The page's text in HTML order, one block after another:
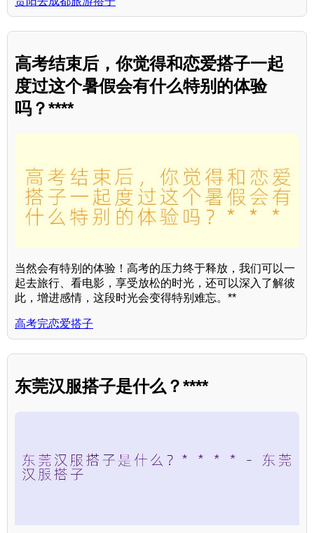
高考结束后，你觉得和恋爱搭子一起
度过这个暑假会有什么特别的体验
吗？****
当然会有特别的体验！高考的压力终于释放，我们可以一
起去旅行、看电影，享受放松的时光，还可以深入了解彼
此，增进感情，这段时光会变得特别难忘。**
高考完恋爱搭子
东莞汉服搭子是什么？****